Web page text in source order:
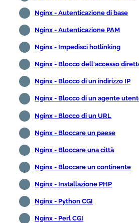
Nginx - Autenticazione di base
Nginx - Autenticazione PAM
Nginx - Impedisci hotlinking
Nginx - Blocco dell'accesso
Nginx - Blocco di un indirizzo IP
Nginx - Blocco di un agente
Nginx - Blocco di un URL
Nginx - Bloccare un paese
Nginx - Bloccare una città
Nginx - Bloccare un continente
Nginx - Installazione PHP
Nginx - Python CGI
Nginx - Perl CGI